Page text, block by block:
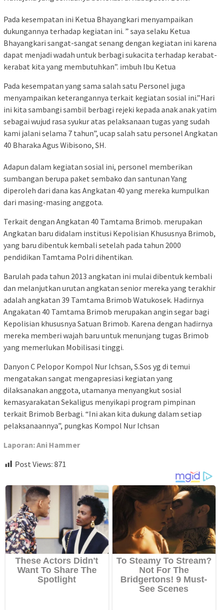
Pada kesempatan ini Ketua Bhayangkari menyampaikan
dukungannya terhadap kegiatan ini. ” saya selaku Ketua
Bhayangkari sangat-sangat senang dengan kegiatan ini karena
dapat menjadi wadah untuk berbagi sukacita terhadap kerabat-
kerabat kita yang membutuhkan”. imbuh Ibu Ketua
Pada kesempatan yang sama salah satu Personel juga
menyampaikan keterangannya terkait kegiatan sosial ini.”Hari
ini kita sambangi sambil berbagi rejeki kepada anak anak yatim
sebagai wujud rasa syukur atas pelaksanaan tugas yang sudah
kami jalani selama 7 tahun”, ucap salah satu personel Angkatan
40 Bharaka Agus Wibisono, SH.
Adapun dalam kegiatan sosial ini, personel memberikan
sumbangan berupa paket sembako dan santunan Yang
diperoleh dari dana kas Angkatan 40 yang mereka kumpulkan
dari masing-masing anggota.
Terkait dengan Angkatan 40 Tamtama Brimob. merupakan
Angkatan baru didalam institusi Kepolisian Khususnya Brimob,
yang baru dibentuk kembali setelah pada tahun 2000
pendidikan Tamtama Polri dihentikan.
Barulah pada tahun 2013 angkatan ini mulai dibentuk kembali
dan melanjutkan urutan angkatan senior mereka yang terakhir
adalah angkatan 39 Tamtama Brimob Watukosek. Hadirnya
Angakatan 40 Tamtama Brimob merupakan angin segar bagi
Kepolisian khususnya Satuan Brimob. Karena dengan hadirnya
mereka memberi wajah baru untuk menunjang tugas Brimob
yang memerlukan Mobilisasi tinggi.
Danyon C Pelopor Kompol Nur Ichsan, S.Sos yg di temui
mengatakan sangat mengapresiasi kegiatan yang
dilaksanakan anggota, utamanya menyangkut sosial
kemasyarakatan Sekaligus menyikapi program pimpinan
terkait Brimob Berbagi. “Ini akan kita dukung dalam setiap
pelaksanaannya”, pungkas Kompol Nur Ichsan
Laporan: Ani Hammer
Post Views: 871